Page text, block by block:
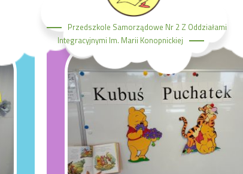
Przedszkole Samorządowe Nr 2 Z Oddziałami
Integracyjnymi Im. Marii Konopnickiej